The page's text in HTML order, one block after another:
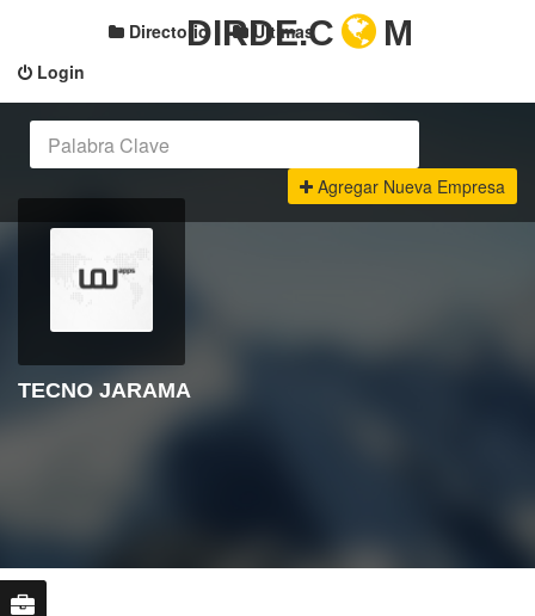
Login
Directorio Últimas
DIRDE.C M
Agregar Nueva Empresa
TECNO JARAMA